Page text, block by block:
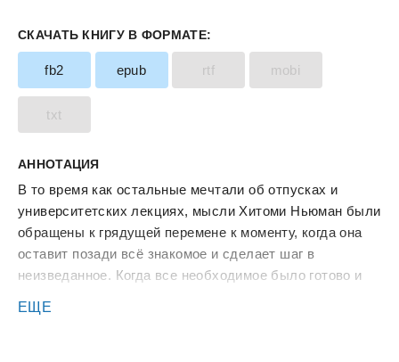
СКАЧАТЬ КНИГУ В ФОРМАТЕ:
fb2 epub rtf mobi
txt
АННОТАЦИЯ
В то время как остальные мечтали об отпусках и
университетских лекциях, мысли Хитоми Ньюман были
обращены к грядущей перемене к моменту, когда она
оставит позади всё знакомое и сделает шаг в
неизведанное. Когда все необходимое было готово и
она жила с матерью и отчимом, на пляже Форт-
ЕЩЕ